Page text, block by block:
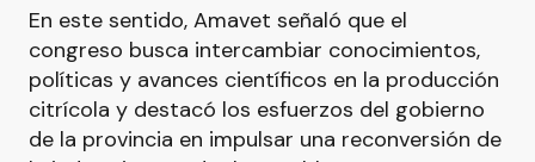
En este sentido, Amavet señaló que el
congreso busca intercambiar conocimientos,
políticas y avances científicos en la producción
citrícola y destacó los esfuerzos del gobierno
de la provincia en impulsar una reconversión de